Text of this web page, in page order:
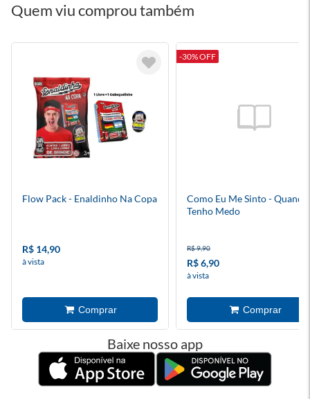
Quem viu comprou também
Flow Pack - Enaldinho Na Copa
R$ 14,90
à vista
-30% OFF
Como Eu Me Sinto - Quando
Tenho Medo
R$ 9,90
R$ 6,90
à vista
Baixe nosso app